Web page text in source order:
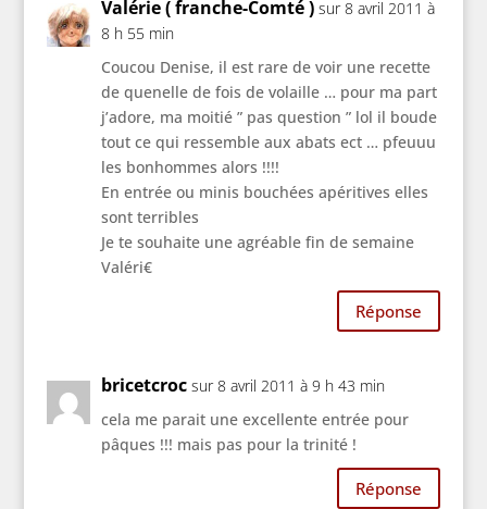
Valérie ( franche-Comté ) sur 8 avril 2011 à
8 h 55 min
Coucou Denise, il est rare de voir une recette
de quenelle de fois de volaille … pour ma part
j’adore, ma moitié ” pas question ” lol il boude
tout ce qui ressemble aux abats ect … pfeuuu
les bonhommes alors !!!!
En entrée ou minis bouchées apéritives elles
sont terribles
Je te souhaite une agréable fin de semaine
Valéri€
Réponse
bricetcroc sur 8 avril 2011 à 9 h 43 min
cela me parait une excellente entrée pour
pâques !!! mais pas pour la trinité !
Réponse